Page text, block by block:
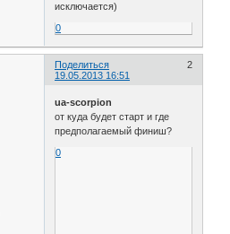
исключается)
0
Поделиться
2
19.05.2013 16:51
ua-scorpion
от куда будет старт и где
предполагаемый финиш?
0